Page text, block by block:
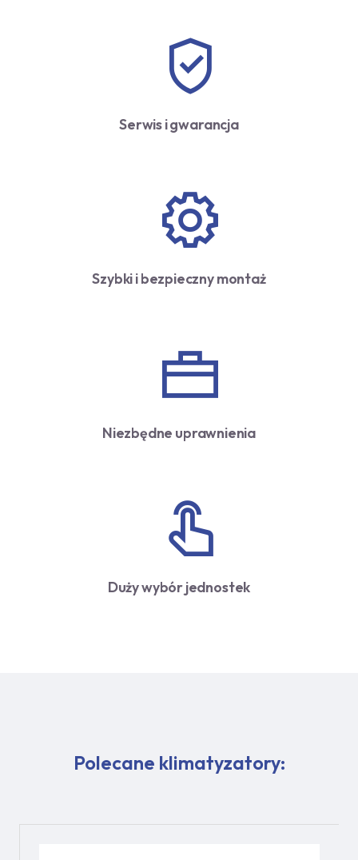
Serwis i gwarancja
Szybki i bezpieczny montaż
Niezbędne uprawnienia
Duży wybór jednostek
Polecane klimatyzatory: